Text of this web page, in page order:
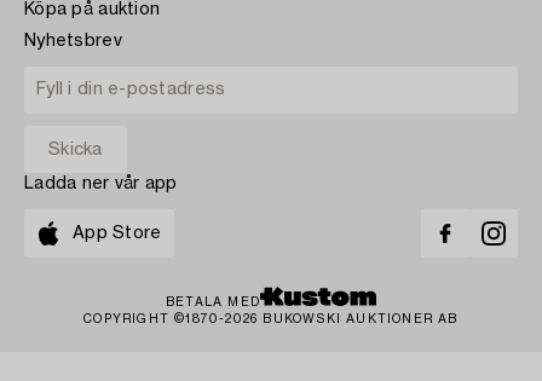
Köpa på auktion
Nyhetsbrev
Ladda ner vår app
App Store
BETALA MED
COPYRIGHT ©1870-2026 BUKOWSKI AUKTIONER AB